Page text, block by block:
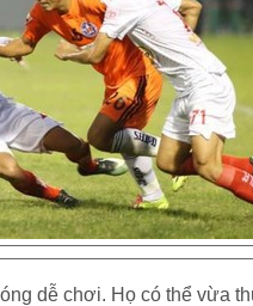
dễ chơi. Họ có thể vừa